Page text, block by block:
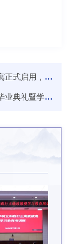
260 名教职工入住
位授予仪式举行